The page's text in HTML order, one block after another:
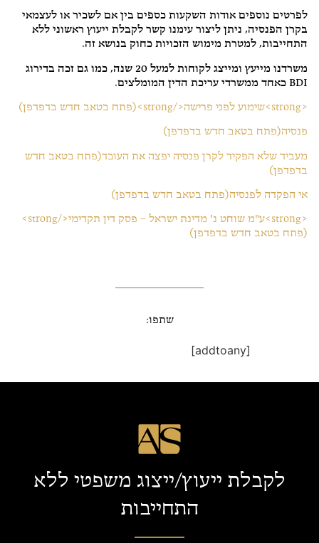
לפרטים נוספים אודות השקעות כספים בין אם לשכיר או לעצמאי
בקרן הפנסיה, ניתן ליצור עימנו קשר לקבלת ייעוץ ראשוני ללא
התחייבות, למטרת מימוש הזכויות כחוק בנושא זה.
משרדנו מייעץ ומייצג לקוחות למעל 20 שנה, כמו גם זכה בדירוג
BDI כאחד ממשרדי עריכת הדין המומלצים.
<strong>שימוע לפני פרישה</strong>(פתח בטאב חדש בדפדפן)
פנסיה(פתח בטאב חדש בדפדפן)
מעביד שלא הפקיד לקרן פנסיה יפצה את העובד(פתח בטאב חדש
בדפדפן)
אי הפקדה לפנסיה(פתח בטאב חדש בדפדפן)
<strong>ע"מ שוחט נ' מדינת ישראל – פסק דין תקדימי</strong>
(פתח בטאב חדש בדפדפן)
שתפו:
[addtoany]
לקבלת ייעוץ/ייצוג משפטי ללא
התחייבות